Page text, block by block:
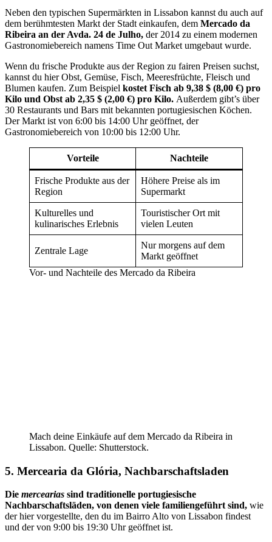
Neben den typischen Supermärkten in Lissabon kannst du auch auf
dem berühmtesten Markt der Stadt einkaufen, dem Mercado da
Ribeira an der Avda. 24 de Julho, der 2014 zu einem modernen
Gastronomiebereich namens Time Out Market umgebaut wurde.
Wenn du frische Produkte aus der Region zu fairen Preisen suchst,
kannst du hier Obst, Gemüse, Fisch, Meeresfrüchte, Fleisch und
Blumen kaufen. Zum Beispiel kostet Fisch ab 9,38 $ (8,00 €) pro
Kilo und Obst ab 2,35 $ (2,00 €) pro Kilo. Außerdem gibt’s über
30 Restaurants und Bars mit bekannten portugiesischen Köchen.
Der Markt ist von 6:00 bis 14:00 Uhr geöffnet, der
Gastronomiebereich von 10:00 bis 12:00 Uhr.
Vorteile Nachteile
Frische Produkte aus der
Region
Höhere Preise als im
Supermarkt
Kulturelles und
kulinarisches Erlebnis
Touristischer Ort mit
vielen Leuten
Zentrale Lage
Nur morgens auf dem
Markt geöffnet
Vor- und Nachteile des Mercado da Ribeira
Mach deine Einkäufe auf dem Mercado da Ribeira in
Lissabon. Quelle: Shutterstock.
5. Mercearia da Glória, Nachbarschaftsladen
Die mercearias sind traditionelle portugiesische
Nachbarschaftsläden, von denen viele familiengeführt sind, wie
der hier vorgestellte, den du im Bairro Alto von Lissabon findest
und der von 9:00 bis 19:30 Uhr geöffnet ist.